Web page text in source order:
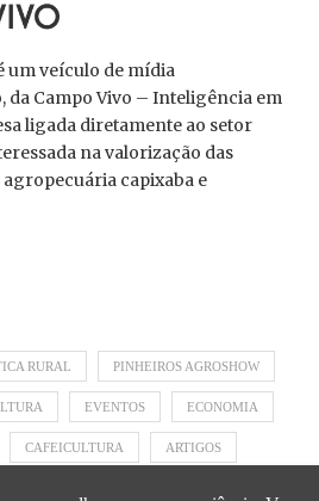
um veículo de mídia
da Campo Vivo – Inteligência em
ligada diretamente ao setor
na valorização das
capixaba e
RURAL PINHEIROS AGROSHOW
EVENTOS ECONOMIA
CAFEICULTURA ARTIGOS